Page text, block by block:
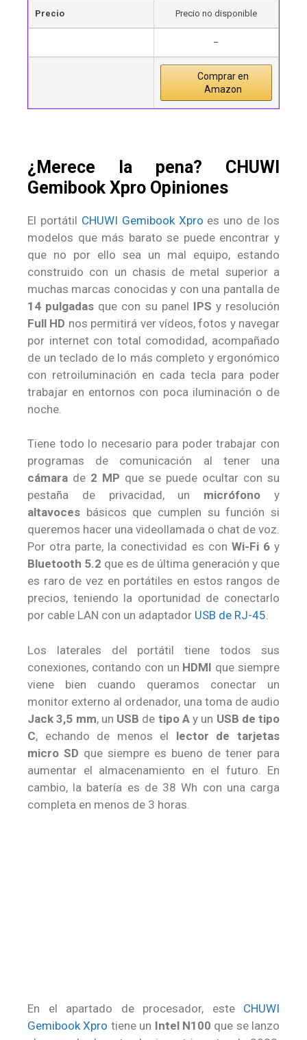
Precio Precio no disponible
–
Comprar en
Amazon
¿Merece la pena? CHUWI
Gemibook Xpro Opiniones
El portátil CHUWI Gemibook Xpro es uno de los
modelos que más barato se puede encontrar y
que no por ello sea un mal equipo, estando
construido con un chasis de metal superior a
muchas marcas conocidas y con una pantalla de
14 pulgadas que con su panel IPS y resolución
Full HD nos permitirá ver vídeos, fotos y navegar
por internet con total comodidad, acompañado
de un teclado de lo más completo y ergonómico
con retroiluminación en cada tecla para poder
trabajar en entornos con poca iluminación o de
noche.
Tiene todo lo necesario para poder trabajar con
programas de comunicación al tener una
cámara de 2 MP que se puede ocultar con su
pestaña de privacidad, un micrófono y
altavoces básicos que cumplen su función si
queremos hacer una videollamada o chat de voz.
Por otra parte, la conectividad es con Wi-Fi 6y
Bluetooth 5.2 que es de última generación y que
es raro de vez en portátiles en estos rangos de
precios, teniendo la oportunidad de conectarlo
por cable LAN con un adaptador USB de RJ-45.
Los laterales del portátil tiene todos sus
conexiones, contando con un HDMI que siempre
viene bien cuando queramos conectar un
monitor externo al ordenador, una toma de audio
Jack 3,5 mm, un USB de tipo Ay un USB de tipo
C, echando de menos el lector de tarjetas
micro SD que siempre es bueno de tener para
aumentar el almacenamiento en el futuro. En
cambio, la batería es de 38 Wh con una carga
completa en menos de 3 horas.
En el apartado de procesador, este CHUWI
Gemibook Xpro tiene un Intel N100 que se lanzo